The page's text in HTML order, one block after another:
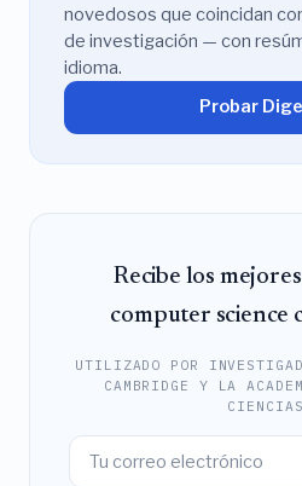
novedosos que coincidan
de investigación — con
idioma.
Probar
Recibe los
computer science
UTILIZADO POR
CAMBRIDGE Y LA